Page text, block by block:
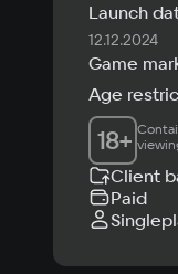
Launch
12.12.2024
Game
Age
18+
Client
Paid